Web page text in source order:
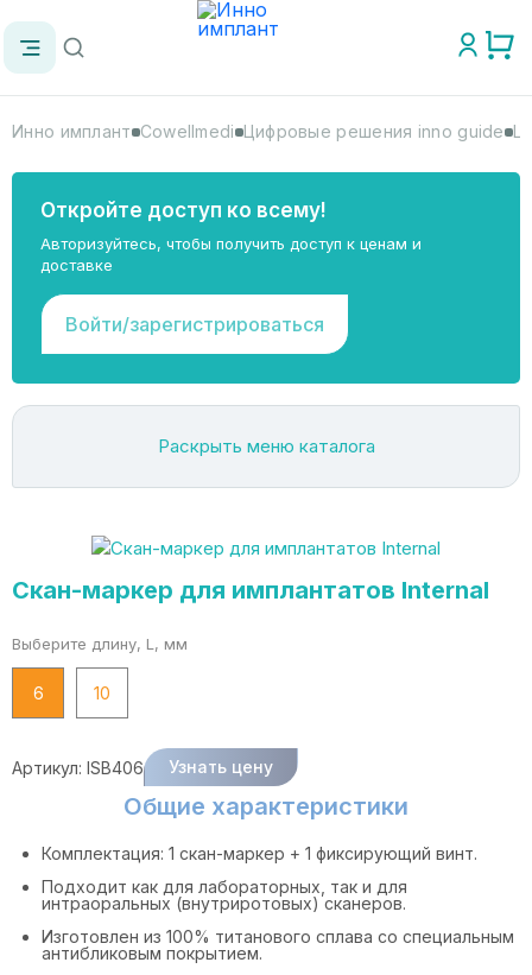
Инно имплант Cowellmedi Цифровые решения inno guide
Откройте доступ ко всему!
Авторизуйтесь, чтобы получить доступ к ценам и
доставке
Войти/зарегистрироваться
Раскрыть меню каталога
Скан-маркер для имплантатов Internal
Выберите длину, L, мм
6 10
Артикул: ISB406 Узнать цену
Общие характеристики
Комплектация: 1 скан-маркер + 1 фиксирующий винт.
Подходит как для лабораторных, так и для
интраоральных (внутриротовых) сканеров.
Изготовлен из 100% титанового сплава со специальным
антибликовым покрытием.